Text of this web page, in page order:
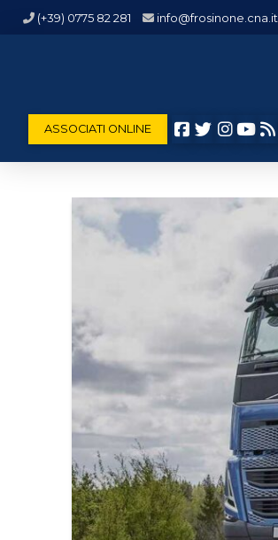
(+39) 0775 82 281 info@frosinone.cna.it
ASSOCIATI ONLINE